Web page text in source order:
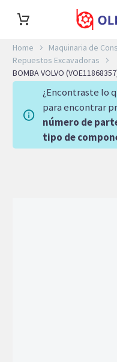
Home
Maquinaria de
Repuestos Excavadoras
BOMBA VOLVO
¿Encontraste lo
para encontrar
número de
tipo de